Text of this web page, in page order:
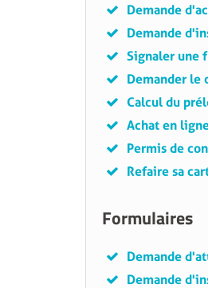
Demande
Demande
Signaler une
Demander le
Calcul du
Achat en
Permis de
Refaire sa
Formulaires
Demande
Demande